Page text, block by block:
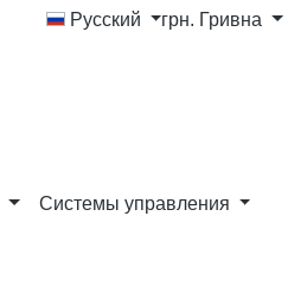
Русский грн. Гривна
Системы управления